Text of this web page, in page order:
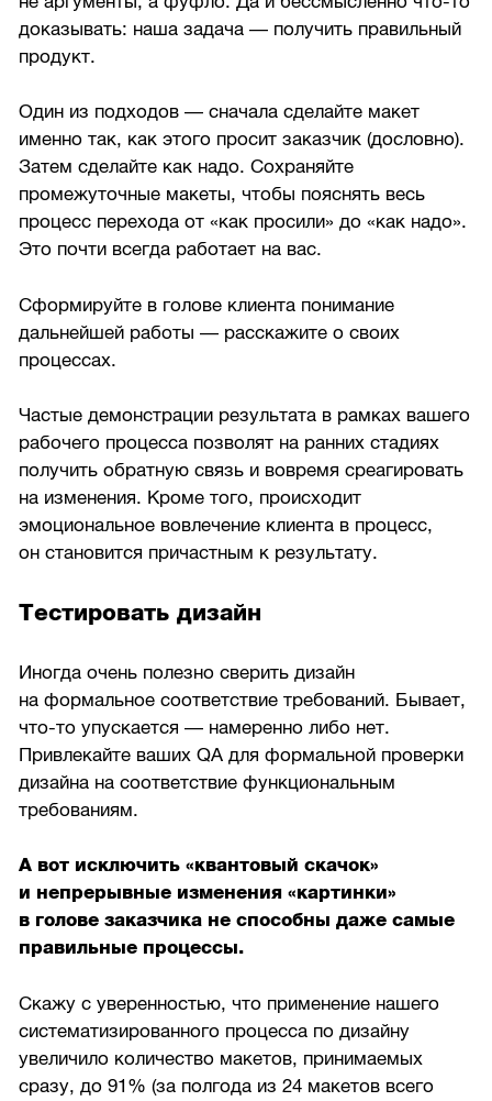
доказывать: наша задача — получить правильный
продукт.
Один из подходов — сначала сделайте макет
именно так, как этого просит заказчик (дословно).
Затем сделайте как надо. Сохраняйте
промежуточные макеты, чтобы пояснять весь
процесс перехода от «как просили» до «как надо».
Это почти всегда работает на вас.
Сформируйте в голове клиента понимание
дальнейшей работы — расскажите о своих
процессах.
Частые демонстрации результата в рамках вашего
рабочего процесса позволят на ранних стадиях
получить обратную связь и вовремя среагировать
на изменения. Кроме того, происходит
эмоциональное вовлечение клиента в процесс,
он становится причастным к результату.
Тестировать дизайн
Иногда очень полезно сверить дизайн
на формальное соответствие требований. Бывает,
что-то упускается — намеренно либо нет.
Привлекайте ваших QA для формальной проверки
дизайна на соответствие функциональным
требованиям.
А вот исключить «квантовый скачок»
и непрерывные изменения «картинки»
в голове заказчика не способны даже самые
правильные процессы.
Скажу с уверенностью, что применение нашего
систематизированного процесса по дизайну
увеличило количество макетов, принимаемых
сразу, до 91% (за полгода из 24 макетов всего